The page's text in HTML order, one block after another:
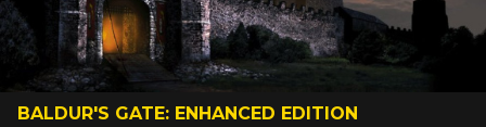
BALDUR'S GATE: ENHANCED EDITION